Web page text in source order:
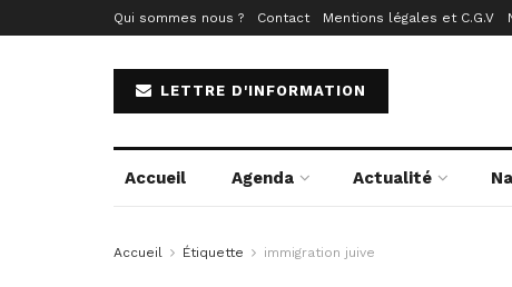
Qui sommes nous ? Contact Mentions légales et C.G.V
LETTRE D'INFORMATION
Accueil Agenda Actualité
Accueil Étiquette immigration juive